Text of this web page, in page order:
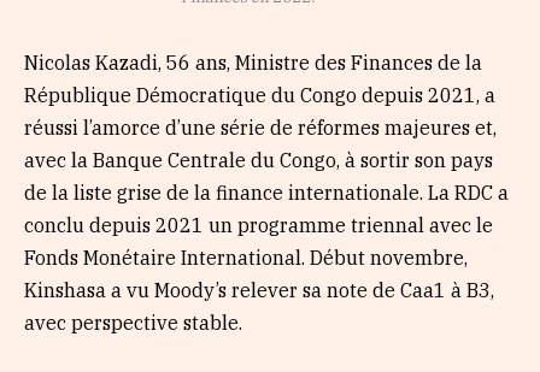
Nicolas Kazadi, 56 ans, Ministre des Finances de la
République Démocratique du Congo depuis 2021, a
réussi l’amorce d’une série de réformes majeures et,
avec la Banque Centrale du Congo, à sortir son pays
de la liste grise de la finance internationale. La RDC a
conclu depuis 2021 un programme triennal avec le
Fonds Monétaire International. Début novembre,
Kinshasa a vu Moody’s relever sa note de Caa1 à B3,
avec perspective stable.